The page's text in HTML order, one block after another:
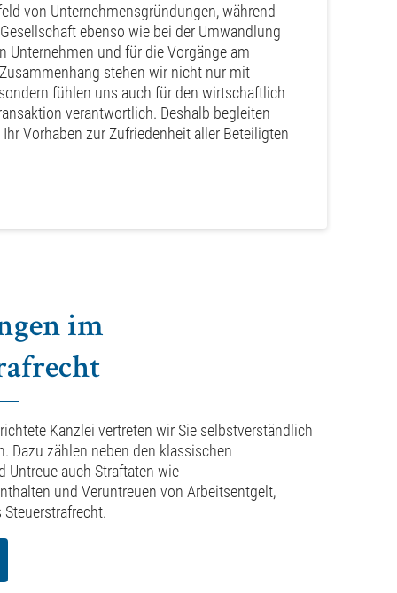
von Unternehmensgründungen, während
ebenso wie bei der Umwandlung
Unternehmen und für die Vorgänge am
stehen wir nicht nur mit
fühlen uns auch für den wirtschaftlich
verantwortlich. Deshalb begleiten
Vorhaben zur Zufriedenheit aller Beteiligten
im
Kanzlei vertreten wir Sie selbstverständlich
Dazu zählen neben den klassischen
Untreue auch Straftaten wie
und Veruntreuen von Arbeitsentgelt,